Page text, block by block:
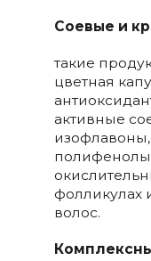
Соевые и
такие
цветная
активные
фолликулах
волос.